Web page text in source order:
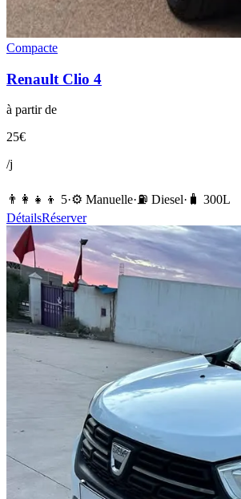
Compacte
Renault Clio 4
à partir de
25€
/j
👨‍👩‍👧‍👦 5·⚙️ Manuelle·⛽️ Diesel· 🧳 300L
DétailsRéserver